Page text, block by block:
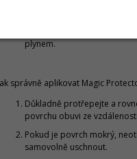
Až o 40 % více produktu –
namísto hnacího plynu
o 40 % více obsahu než v
plynem.
správně aplikovat Magic
Důkladně protřepejte a
povrchu obuvi ze
Pokud je povrch mokrý,
samovolně uschnout.